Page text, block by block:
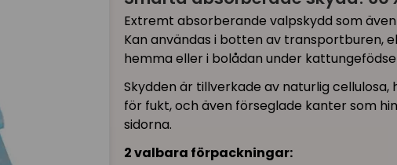
Extremt absorberande valpskydd som
Kan användas i botten av transportburen,
hemma eller i bolådan under
Skydden är tillverkade av naturlig
för fukt, och även förseglade kanter som
sidorna.
2 valbara förpackningar: